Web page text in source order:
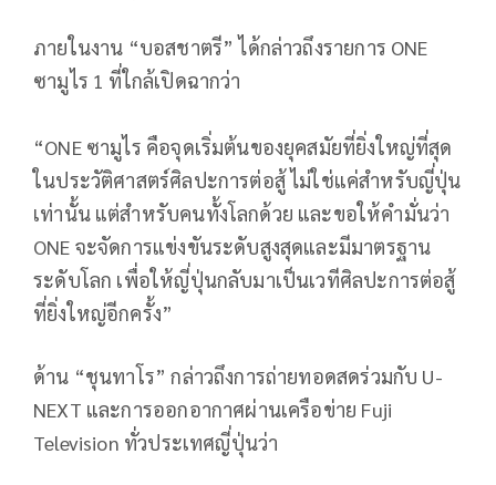
ภายในงาน “บอสชาตรี” ได้กล่าวถึงรายการ ONE
ซามูไร 1 ที่ใกล้เปิดฉากว่า
“ONE ซามูไร คือจุดเริ่มต้นของยุคสมัยที่ยิ่งใหญ่ที่สุด
ในประวัติศาสตร์ศิลปะการต่อสู้ ไม่ใช่แค่สำหรับญี่ปุ่น
เท่านั้น แต่สำหรับคนทั้งโลกด้วย และขอให้คำมั่นว่า
ONE จะจัดการแข่งขันระดับสูงสุดและมีมาตรฐาน
ระดับโลก เพื่อให้ญี่ปุ่นกลับมาเป็นเวทีศิลปะการต่อสู้
ที่ยิ่งใหญ่อีกครั้ง”
ด้าน “ชุนทาโร” กล่าวถึงการถ่ายทอดสดร่วมกับ U-
NEXT และการออกอากาศผ่านเครือข่าย Fuji
Television ทั่วประเทศญี่ปุ่นว่า